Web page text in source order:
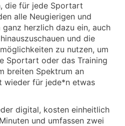
die für jede Sportart
alle Neugierigen und
herzlich dazu ein, auch
und die
zu nutzen, um
Sportart oder das Training
breiten Spektrum an
wieder für jede*n etwas
digital, kosten einheitlich
und umfassen zwei